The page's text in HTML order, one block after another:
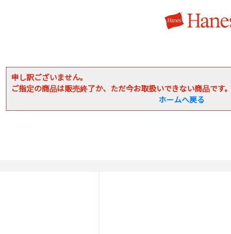
申し訳ございません。
ご指定の商品は販売終了か、ただ今お取扱いできない商品です
ホームへ戻る